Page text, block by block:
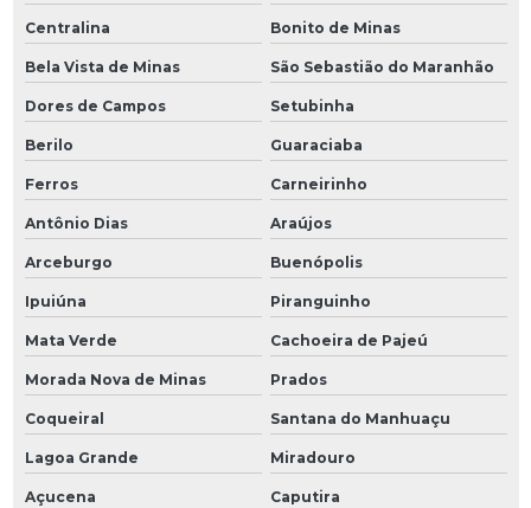
Centralina Bonito de Minas
Bela Vista de Minas São Sebastião do Maranhão
Dores de Campos Setubinha
Berilo Guaraciaba
Ferros Carneirinho
Antônio Dias Araújos
Arceburgo Buenópolis
Ipuiúna Piranguinho
Mata Verde Cachoeira de Pajeú
Morada Nova de Minas Prados
Coqueiral Santana do Manhuaçu
Lagoa Grande Miradouro
Açucena Caputira